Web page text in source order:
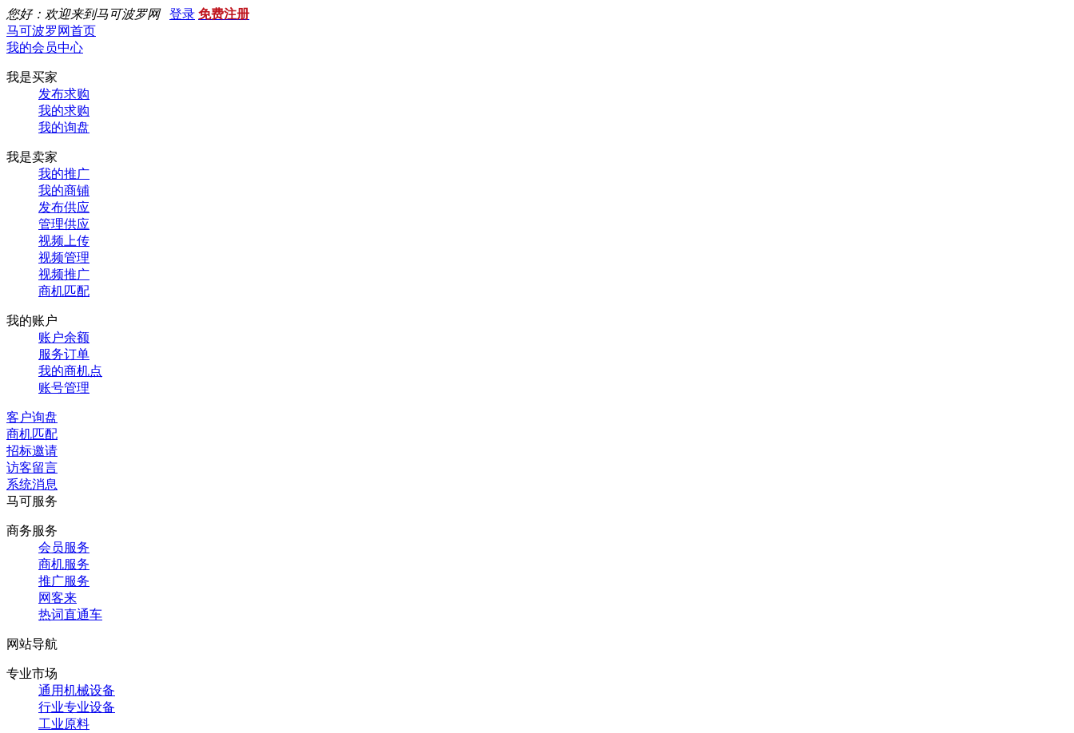
您好：欢迎来到马可波罗网 登录 免费注册
马可波罗网首页
我的会员中心
我是买家
发布求购
我的求购
我的询盘
我是卖家
我的推广
我的商铺
发布供应
管理供应
视频上传
视频管理
视频推广
商机匹配
我的账户
账户余额
服务订单
我的商机点
账号管理
客户询盘
商机匹配
招标邀请
访客留言
系统消息
马可服务
商务服务
会员服务
商机服务
推广服务
网客来
热词直通车
网站导航
专业市场
通用机械设备
行业专业设备
工业原料